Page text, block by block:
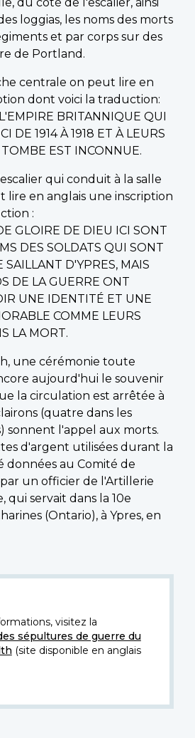
du côté de l'escalier, ainsi
loggias, les noms des morts
et par corps sur des
de Portland.
centrale on peut lire en
dont voici la traduction:
BRITANNIQUE QUI
DE 1914 À 1918 ET À LEURS
EST INCONNUE.
qui conduit à la salle
lire en anglais une inscription
:
GLOIRE DE DIEU ICI SONT
DES SOLDATS QUI SONT
SAILLANT D'YPRES, MAIS
DE LA GUERRE ONT
UNE IDENTITÉ ET UNE
COMME LEURS
LA MORT.
une cérémonie toute
aujourd'hui le souvenir
la circulation est arrêtée à
(quatre dans les
sonnent l'appel aux morts.
d'argent utilisées durant la
données au Comité de
un officier de l'Artillerie
qui servait dans la 10e
(Ontario), à Ypres, en
visitez la
sépultures de guerre du
(site disponible en anglais